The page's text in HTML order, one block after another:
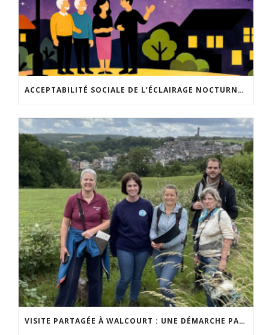
ACCEPTABILITÉ SOCIALE DE L’ÉCLAIRAGE NOCTURNE : LE REPLAY EST DISPONIBLE
VISITE PARTAGÉE À WALCOURT : UNE DÉMARCHE PARTICIPATIVE ANIMÉE PAR ESPACE ENVIRONNEMENT